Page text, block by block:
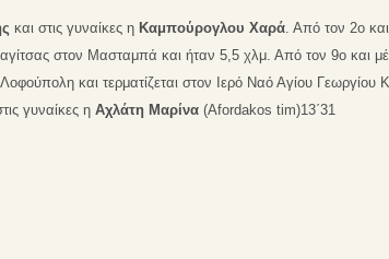
και στις γυναίκες η Καμπούρογλου Χαρά. Από τον 2ο
στον Μασταμπά και ήταν 5,5 χλμ. Από τον 9ο και
και τερματίζεται στον Ιερό Ναό Αγίου Γεωργίου
γυναίκες η Αχλάτη Μαρίνα (Afordakos tim)13΄31